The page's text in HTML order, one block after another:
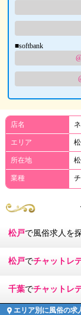
■softbank
店名
エリア
所在地
業種
松戸で風俗求人を
松戸でチャットレ
千葉でチャットレ
エリア別に風俗の求